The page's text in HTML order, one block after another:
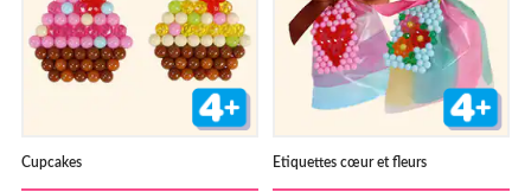
Cupcakes Etiquettes cœur et fleurs